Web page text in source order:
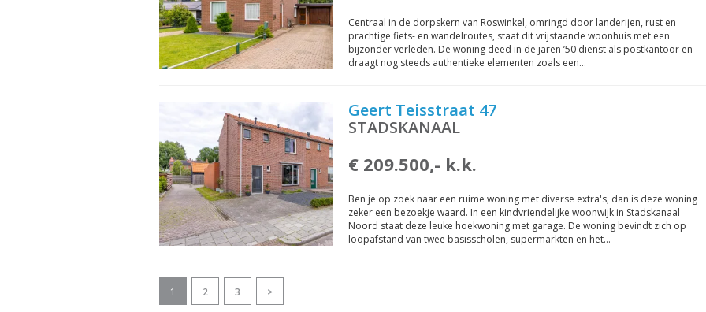
Centraal in de dorpskern van Roswinkel, omringd door landerijen, rust en
prachtige fiets- en wandelroutes, staat dit vrijstaande woonhuis met een
bijzonder verleden. De woning deed in de jaren ’50 dienst als postkantoor en
draagt nog steeds authentieke elementen zoals een…
Geert Teisstraat 47
STADSKANAAL
€ 209.500,- k.k.
Ben je op zoek naar een ruime woning met diverse extra's, dan is deze woning
zeker een bezoekje waard. In een kindvriendelijke woonwijk in Stadskanaal
Noord staat deze leuke hoekwoning met garage. De woning bevindt zich op
loopafstand van twee basisscholen, supermarkten en het…
1 2 3 >